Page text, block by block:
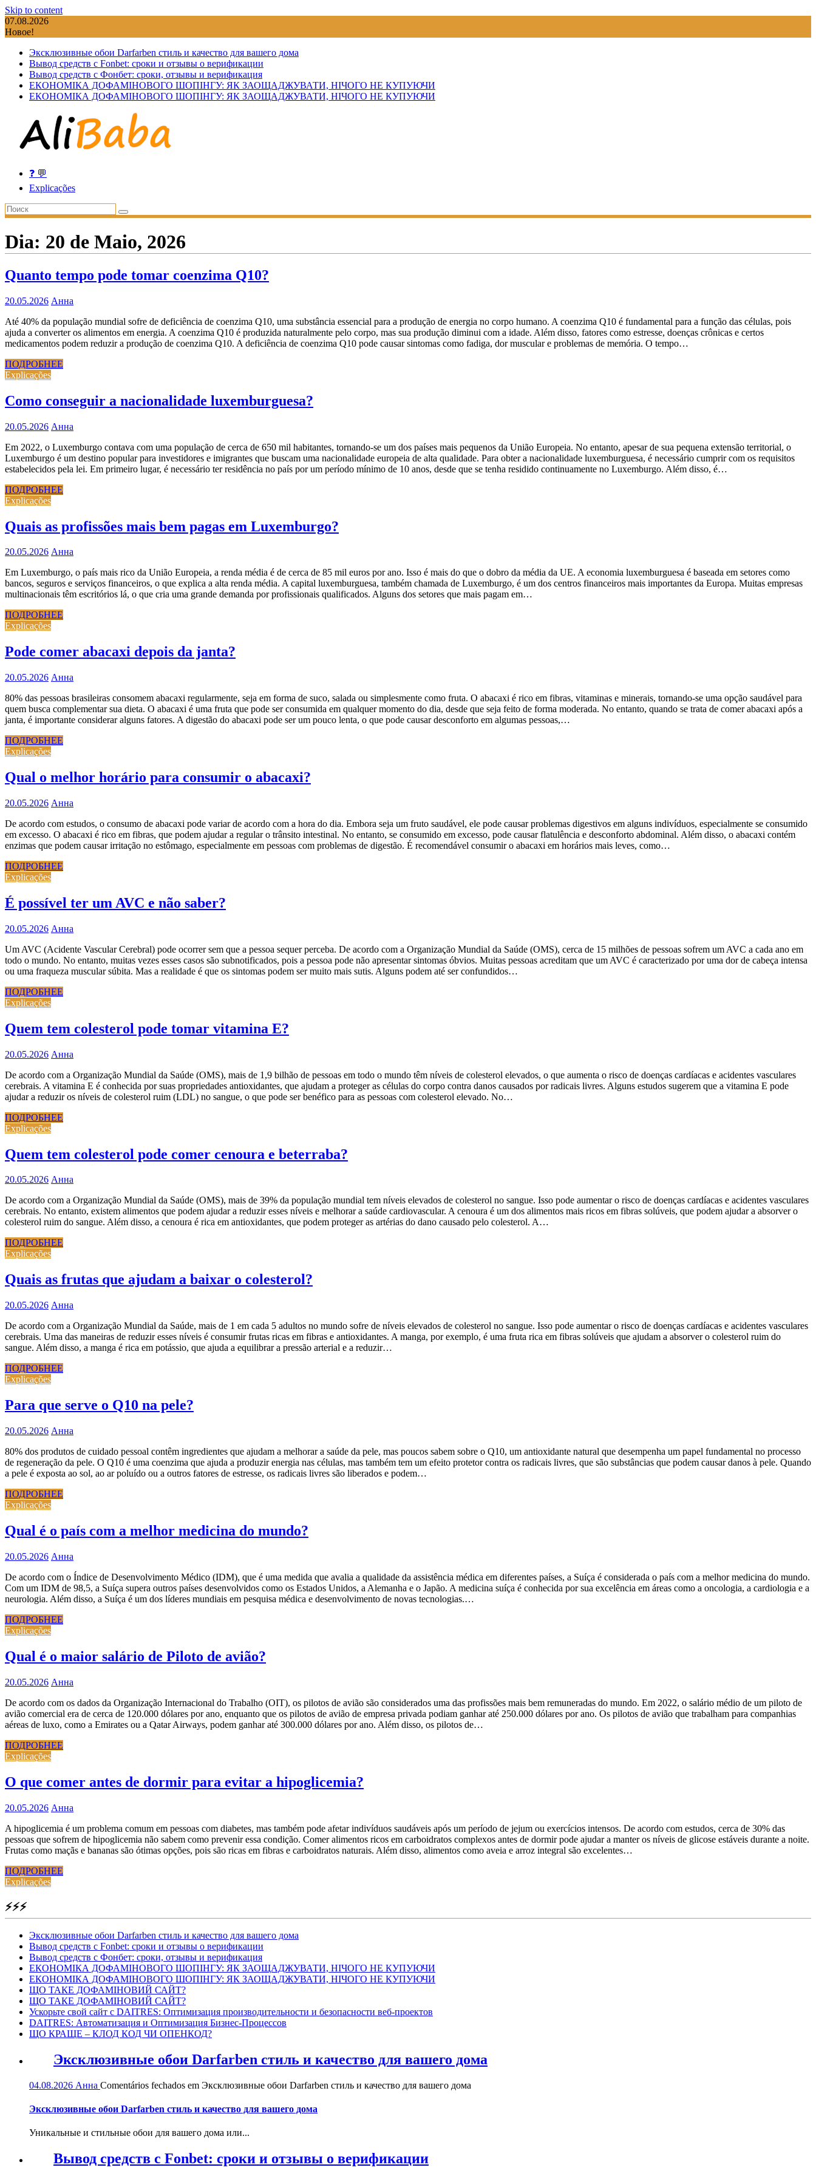
Skip to content
07.08.2026
Новое!
Эксклюзивные обои Darfarben стиль и качество для вашего дома
Вывод средств с Fonbet: сроки и отзывы о верификации
Вывод средств с Фонбет: сроки, отзывы и верификация
ЕКОНОМІКА ДОФАМІНОВОГО ШОПІНГУ: ЯК ЗАОЩАДЖУВАТИ, НІЧОГО НЕ КУПУЮЧИ
ЕКОНОМІКА ДОФАМІНОВОГО ШОПІНГУ: ЯК ЗАОЩАДЖУВАТИ, НІЧОГО НЕ КУПУЮЧИ
❓ 💬
Explicações
Dia: 20 de Maio, 2026
Quanto tempo pode tomar coenzima Q10?
20.05.2026 Анна
Até 40% da população mundial sofre de deficiência de coenzima Q10, uma substância essencial para a produção de energia no corpo humano. A coenzima Q10 é fundamental para a função das células, pois
ajuda a converter os alimentos em energia. A coenzima Q10 é produzida naturalmente pelo corpo, mas sua produção diminui com a idade. Além disso, fatores como estresse, doenças crônicas e certos
medicamentos podem reduzir a produção de coenzima Q10. A deficiência de coenzima Q10 pode causar sintomas como fadiga, dor muscular e problemas de memória. O tempo…
ПОДРОБНЕЕ
Explicações
Como conseguir a nacionalidade luxemburguesa?
20.05.2026 Анна
Em 2022, o Luxemburgo contava com uma população de cerca de 650 mil habitantes, tornando-se um dos países mais pequenos da União Europeia. No entanto, apesar de sua pequena extensão territorial, o
Luxemburgo é um destino popular para investidores e imigrantes que buscam uma nacionalidade europeia de alta qualidade. Para obter a nacionalidade luxemburguesa, é necessário cumprir com os requisitos
estabelecidos pela lei. Em primeiro lugar, é necessário ter residência no país por um período mínimo de 10 anos, desde que se tenha residido continuamente no Luxemburgo. Além disso, é…
ПОДРОБНЕЕ
Explicações
Quais as profissões mais bem pagas em Luxemburgo?
20.05.2026 Анна
Em Luxemburgo, o país mais rico da União Europeia, a renda média é de cerca de 85 mil euros por ano. Isso é mais do que o dobro da média da UE. A economia luxemburguesa é baseada em setores como
bancos, seguros e serviços financeiros, o que explica a alta renda média. A capital luxemburguesa, também chamada de Luxemburgo, é um dos centros financeiros mais importantes da Europa. Muitas empresas
multinacionais têm escritórios lá, o que cria uma grande demanda por profissionais qualificados. Alguns dos setores que mais pagam em…
ПОДРОБНЕЕ
Explicações
Pode comer abacaxi depois da janta?
20.05.2026 Анна
80% das pessoas brasileiras consomem abacaxi regularmente, seja em forma de suco, salada ou simplesmente como fruta. O abacaxi é rico em fibras, vitaminas e minerais, tornando-se uma opção saudável para
quem busca complementar sua dieta. O abacaxi é uma fruta que pode ser consumida em qualquer momento do dia, desde que seja feito de forma moderada. No entanto, quando se trata de comer abacaxi após a
janta, é importante considerar alguns fatores. A digestão do abacaxi pode ser um pouco lenta, o que pode causar desconforto em algumas pessoas,…
ПОДРОБНЕЕ
Explicações
Qual o melhor horário para consumir o abacaxi?
20.05.2026 Анна
De acordo com estudos, o consumo de abacaxi pode variar de acordo com a hora do dia. Embora seja um fruto saudável, ele pode causar problemas digestivos em alguns indivíduos, especialmente se consumido
em excesso. O abacaxi é rico em fibras, que podem ajudar a regular o trânsito intestinal. No entanto, se consumido em excesso, pode causar flatulência e desconforto abdominal. Além disso, o abacaxi contém
enzimas que podem causar irritação no estômago, especialmente em pessoas com problemas de digestão. É recomendável consumir o abacaxi em horários mais leves, como…
ПОДРОБНЕЕ
Explicações
É possível ter um AVC e não saber?
20.05.2026 Анна
Um AVC (Acidente Vascular Cerebral) pode ocorrer sem que a pessoa sequer perceba. De acordo com a Organização Mundial da Saúde (OMS), cerca de 15 milhões de pessoas sofrem um AVC a cada ano em
todo o mundo. No entanto, muitas vezes esses casos são subnotificados, pois a pessoa pode não apresentar sintomas óbvios. Muitas pessoas acreditam que um AVC é caracterizado por uma dor de cabeça intensa
ou uma fraqueza muscular súbita. Mas a realidade é que os sintomas podem ser muito mais sutis. Alguns podem até ser confundidos…
ПОДРОБНЕЕ
Explicações
Quem tem colesterol pode tomar vitamina E?
20.05.2026 Анна
De acordo com a Organização Mundial da Saúde (OMS), mais de 1,9 bilhão de pessoas em todo o mundo têm níveis de colesterol elevados, o que aumenta o risco de doenças cardíacas e acidentes vasculares
cerebrais. A vitamina E é conhecida por suas propriedades antioxidantes, que ajudam a proteger as células do corpo contra danos causados por radicais livres. Alguns estudos sugerem que a vitamina E pode
ajudar a reduzir os níveis de colesterol ruim (LDL) no sangue, o que pode ser benéfico para as pessoas com colesterol elevado. No…
ПОДРОБНЕЕ
Explicações
Quem tem colesterol pode comer cenoura e beterraba?
20.05.2026 Анна
De acordo com a Organização Mundial da Saúde (OMS), mais de 39% da população mundial tem níveis elevados de colesterol no sangue. Isso pode aumentar o risco de doenças cardíacas e acidentes vasculares
cerebrais. No entanto, existem alimentos que podem ajudar a reduzir esses níveis e melhorar a saúde cardiovascular. A cenoura é um dos alimentos mais ricos em fibras solúveis, que podem ajudar a absorver o
colesterol ruim do sangue. Além disso, a cenoura é rica em antioxidantes, que podem proteger as artérias do dano causado pelo colesterol. A…
ПОДРОБНЕЕ
Explicações
Quais as frutas que ajudam a baixar o colesterol?
20.05.2026 Анна
De acordo com a Organização Mundial da Saúde, mais de 1 em cada 5 adultos no mundo sofre de níveis elevados de colesterol no sangue. Isso pode aumentar o risco de doenças cardíacas e acidentes vasculares
cerebrais. Uma das maneiras de reduzir esses níveis é consumir frutas ricas em fibras e antioxidantes. A manga, por exemplo, é uma fruta rica em fibras solúveis que ajudam a absorver o colesterol ruim do
sangue. Além disso, a manga é rica em potássio, que ajuda a equilibrar a pressão arterial e a reduzir…
ПОДРОБНЕЕ
Explicações
Para que serve o Q10 na pele?
20.05.2026 Анна
80% dos produtos de cuidado pessoal contêm ingredientes que ajudam a melhorar a saúde da pele, mas poucos sabem sobre o Q10, um antioxidante natural que desempenha um papel fundamental no processo
de regeneração da pele. O Q10 é uma coenzima que ajuda a produzir energia nas células, mas também tem um efeito protetor contra os radicais livres, que são substâncias que podem causar danos à pele. Quando
a pele é exposta ao sol, ao ar poluído ou a outros fatores de estresse, os radicais livres são liberados e podem…
ПОДРОБНЕЕ
Explicações
Qual é o país com a melhor medicina do mundo?
20.05.2026 Анна
De acordo com o Índice de Desenvolvimento Médico (IDM), que é uma medida que avalia a qualidade da assistência médica em diferentes países, a Suíça é considerada o país com a melhor medicina do mundo.
Com um IDM de 98,5, a Suíça supera outros países desenvolvidos como os Estados Unidos, a Alemanha e o Japão. A medicina suíça é conhecida por sua excelência em áreas como a oncologia, a cardiologia e a
neurologia. Além disso, a Suíça é um dos líderes mundiais em pesquisa médica e desenvolvimento de novas tecnologias.…
ПОДРОБНЕЕ
Explicações
Qual é o maior salário de Piloto de avião?
20.05.2026 Анна
De acordo com os dados da Organização Internacional do Trabalho (OIT), os pilotos de avião são considerados uma das profissões mais bem remuneradas do mundo. Em 2022, o salário médio de um piloto de
avião comercial era de cerca de 120.000 dólares por ano, enquanto que os pilotos de avião de empresa privada podiam ganhar até 250.000 dólares por ano. Os pilotos de avião que trabalham para companhias
aéreas de luxo, como a Emirates ou a Qatar Airways, podem ganhar até 300.000 dólares por ano. Além disso, os pilotos de…
ПОДРОБНЕЕ
Explicações
O que comer antes de dormir para evitar a hipoglicemia?
20.05.2026 Анна
A hipoglicemia é um problema comum em pessoas com diabetes, mas também pode afetar indivíduos saudáveis após um período de jejum ou exercícios intensos. De acordo com estudos, cerca de 30% das
pessoas que sofrem de hipoglicemia não sabem como prevenir essa condição. Comer alimentos ricos em carboidratos complexos antes de dormir pode ajudar a manter os níveis de glicose estáveis durante a noite.
Frutas como maçãs e bananas são ótimas opções, pois são ricas em fibras e carboidratos naturais. Além disso, alimentos como aveia e arroz integral são excelentes…
ПОДРОБНЕЕ
Explicações
⚡⚡⚡
Эксклюзивные обои Darfarben стиль и качество для вашего дома
Вывод средств с Fonbet: сроки и отзывы о верификации
Вывод средств с Фонбет: сроки, отзывы и верификация
ЕКОНОМІКА ДОФАМІНОВОГО ШОПІНГУ: ЯК ЗАОЩАДЖУВАТИ, НІЧОГО НЕ КУПУЮЧИ
ЕКОНОМІКА ДОФАМІНОВОГО ШОПІНГУ: ЯК ЗАОЩАДЖУВАТИ, НІЧОГО НЕ КУПУЮЧИ
ЩО ТАКЕ ДОФАМІНОВИЙ САЙТ?
ЩО ТАКЕ ДОФАМІНОВИЙ САЙТ?
Ускорьте свой сайт с DAITRES: Оптимизация производительности и безопасности веб-проектов
DAITRES: Автоматизация и Оптимизация Бизнес-Процессов
ЩО КРАЩЕ – КЛОД КОД ЧИ ОПЕНКОД?
Эксклюзивные обои Darfarben стиль и качество для вашего дома
04.08.2026 Анна Comentários fechados em Эксклюзивные обои Darfarben стиль и качество для вашего дома
Эксклюзивные обои Darfarben стиль и качество для вашего дома
Уникальные и стильные обои для вашего дома или...
Вывод средств с Fonbet: сроки и отзывы о верификации